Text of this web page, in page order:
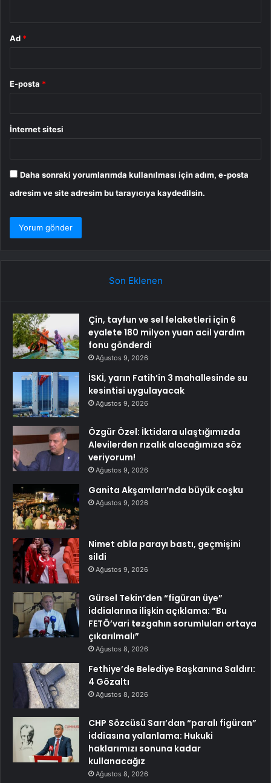
Ad *
E-posta *
İnternet sitesi
Daha sonraki yorumlarımda kullanılması için adım, e-posta
adresim ve site adresim bu tarayıcıya kaydedilsin.
Son Eklenen
Çin, tayfun ve sel felaketleri için 6
eyalete 180 milyon yuan acil yardım
fonu gönderdi
Ağustos 9, 2026
İSKİ, yarın Fatih’in 3 mahallesinde su
kesintisi uygulayacak
Ağustos 9, 2026
Özgür Özel: İktidara ulaştığımızda
Alevilerden rızalık alacağımıza söz
veriyorum!
Ağustos 9, 2026
Ganita Akşamları’nda büyük coşku
Ağustos 9, 2026
Nimet abla parayı bastı, geçmişini
sildi
Ağustos 9, 2026
Gürsel Tekin’den “figüran üye”
iddialarına ilişkin açıklama: “Bu
FETÖ’vari tezgahın sorumluları ortaya
çıkarılmalı”
Ağustos 8, 2026
Fethiye’de Belediye Başkanına Saldırı:
4 Gözaltı
Ağustos 8, 2026
CHP Sözcüsü Sarı’dan “paralı figüran”
iddiasına yalanlama: Hukuki
haklarımızı sonuna kadar
kullanacağız
Ağustos 8, 2026